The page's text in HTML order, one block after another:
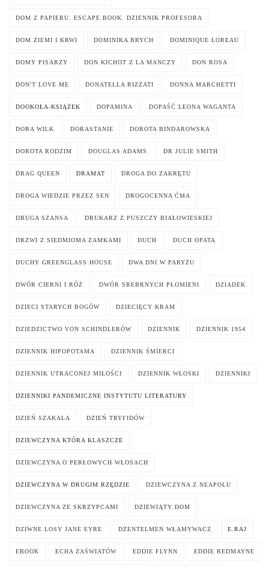
DOM Z PAPIERU. ESCAPE BOOK. DZIENNIK PROFESORA
DOM ZIEMI I KRWI DOMINIKA BRYCH DOMINIQUE LOREAU
DOMY PISARZY DON KICHOT Z LA MANCZY DON ROSA
DON'T LOVE ME DONATELLA RIZZATI DONNA MARCHETTI
DOOKOŁA-KSIĄŻEK DOPAMINA DOPAŚĆ LEONA WAGANTA
DORA WILK DORASTANIE DOROTA BINDAROWSKA
DOROTA RODZIM DOUGLAS ADAMS DR JULIE SMITH
DRAG QUEEN DRAMAT DROGA DO ZAKRĘTU
DROGA WIEDZIE PRZEZ SEN DROGOCENNA ĆMA
DRUGA SZANSA DRUKARZ Z PUSZCZY BIAŁOWIESKIEJ
DRZWI Z SIEDMIOMA ZAMKAMI DUCH DUCH OPATA
DUCHY GREENGLASS HOUSE DWA DNI W PARYŻU
DWÓR CIERNI I RÓŻ DWÓR SREBRNYCH PŁOMIENI DZIADEK
DZIECI STARYCH BOGÓW DZIECIĘCY KRAM
DZIEDZICTWO VON SCHINDLERÓW DZIENNIK DZIENNIK 1954
DZIENNIK HIPOPOTAMA DZIENNIK ŚMIERCI
DZIENNIK UTRACONEJ MIŁOŚCI DZIENNIK WŁOSKI DZIENNIKI
DZIENNIKI PANDEMICZNE INSTYTUTU LITERATURY
DZIEŃ SZAKALA DZIEŃ TRYFIDÓW
DZIEWCZYNA KTÓRA KLASZCZE
DZIEWCZYNA O PERŁOWYCH WŁOSACH
DZIEWCZYNA W DRUGIM RZĘDZIE DZIEWCZYNA Z NEAPOLU
DZIEWCZYNA ZE SKRZYPCAMI DZIEWIĄTY DOM
DZIWNE LOSY JANE EYRE DŻENTELMEN WŁAMYWACZ E.RAJ
EBOOK ECHA ZAŚWIATÓW EDDIE FLYNN EDDIE REDMAYNE